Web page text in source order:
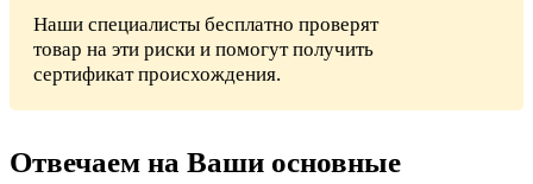
Наши специалисты бесплатно проверят
товар на эти риски и помогут получить
сертификат происхождения.
Отвечаем на Ваши основные